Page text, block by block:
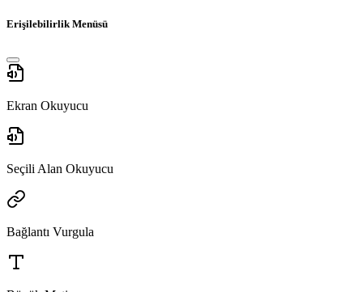
Erişilebilirlik Menüsü
Ekran Okuyucu
Seçili Alan Okuyucu
Bağlantı Vurgula